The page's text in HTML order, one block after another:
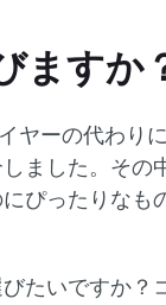
ますか
ヤーの代わり
ました。その
ぴったりなも
たいですか？